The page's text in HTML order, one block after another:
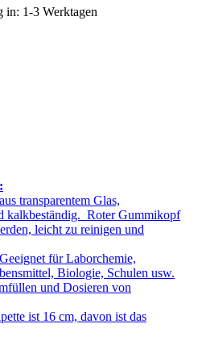
in: 1-3 Werktagen
transparentem Glas,
kalkbeständig. Roter Gummikopf
leicht zu reinigen und
für Laborchemie,
Biologie, Schulen usw.
und Dosieren von
ist 16 cm, davon ist das